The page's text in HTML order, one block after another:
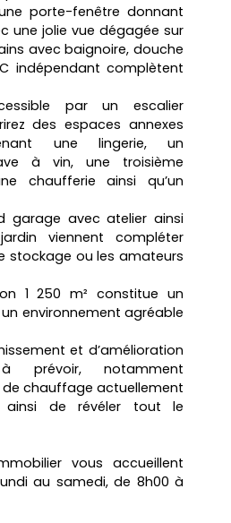
porte-fenêtre donnant
une jolie vue dégagée sur
avec baignoire, douche
indépendant complètent
par un escalier
des espaces annexes
une lingerie, un
à vin, une troisième
chaufferie ainsi qu’un
garage avec atelier ainsi
viennent compléter
stockage ou les amateurs
1 250 m² constitue un
environnement agréable
et d’amélioration
prévoir, notamment
chauffage actuellement
ainsi de révéler tout le
vous accueillent
au samedi, de 8h00 à